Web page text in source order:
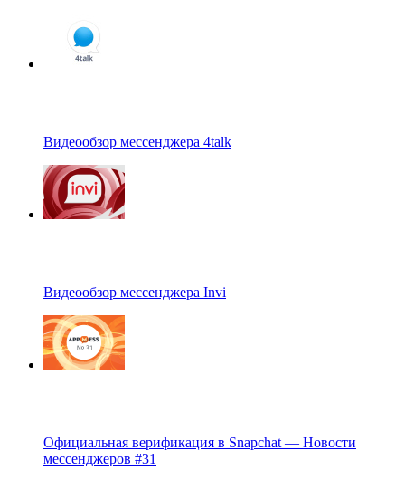
Видеообзор мессенджера 4talk
Видеообзор мессенджера Invi
Официальная верификация в Snapchat — Новости
мессенджеров #31